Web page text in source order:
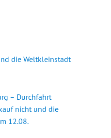
die Weltkleinstadt
– Durchfahrt
nicht und die
12.08.